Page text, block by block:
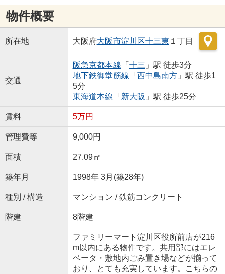
物件概要
所在地 大阪府大阪市淀川区十三東 １丁目
交通
阪急京都本線 「 十三 」駅 徒歩3分
地下鉄御堂筋線 「 西中島南方」駅 徒歩1
5分
東海道本線 「 新大阪 」駅 徒歩25分
賃料 5万円
管理費等 9,000円
面積 27.09㎡
築年月 1998年 3月(築28年)
種別 / 構造 マンション / 鉄筋コンクリート
階建 8階建
ファミリーマート淀川区役所前店が216
m以内にある物件です。共用部にはエレ
ベータ・敷地内ごみ置き場などが揃って
おり、とても充実しています。こちらの